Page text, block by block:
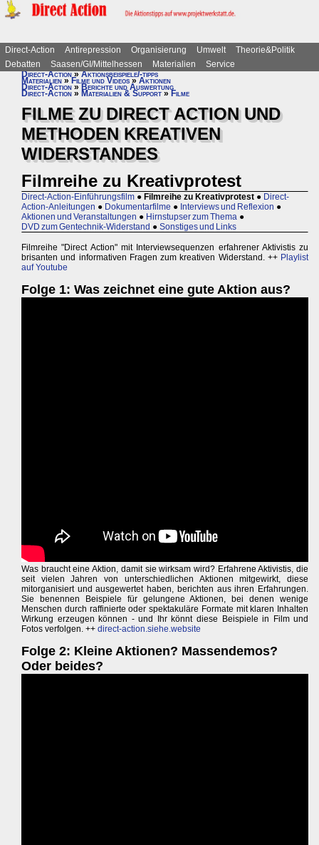
Direct-Action Antirepression Organisierung Umwelt
Theorie&Politik
Debatten
Saasen/GI/Mittelhessen Materialien
Service
Direct-Action»Aktionsbeispiele/-tipps
Materialien » Filme und Videos » Aktionen
Direct-Action » Berichte und Auswertung
Direct-Action » Materialien & Support » Filme
FILME ZU DIRECT ACTION UND
METHODEN KREATIVEN
WIDERSTANDES
Filmreihe zu Kreativprotest
Direct-Action-Einführungsfilm ● Filmreihe zu Kreativprotest ● Direct-
Action-Anleitungen ● Dokumentarfilme ● Interviews und Reflexion ●
Aktionen und Veranstaltungen ● Hirnstupser zum Thema ●
DVD zum Gentechnik-Widerstand ● Sonstiges und Links
Filmreihe "Direct Action" mit Interviewsequenzen erfahrener Aktivistis zu
brisanten und informativen Fragen zum kreativen Widerstand. ++ Playlist
auf Youtube
Folge 1: Was zeichnet eine gute Aktion aus?
Was braucht eine Aktion, damit sie wirksam wird? Erfahrene Aktivistis, die
seit vielen Jahren von unterschiedlichen Aktionen mitgewirkt, diese
mitorganisiert und ausgewertet haben, berichten aus ihren Erfahrungen.
Sie benennen Beispiele für gelungene Aktionen, bei denen wenige
Menschen durch raffinierte oder spektakuläre Formate mit klaren Inhalten
Wirkung erzeugen können - und Ihr könnt diese Beispiele in Film und
Fotos verfolgen. ++ direct-action.siehe.website
Folge 2: Kleine Aktionen? Massendemos?
Oder beides?